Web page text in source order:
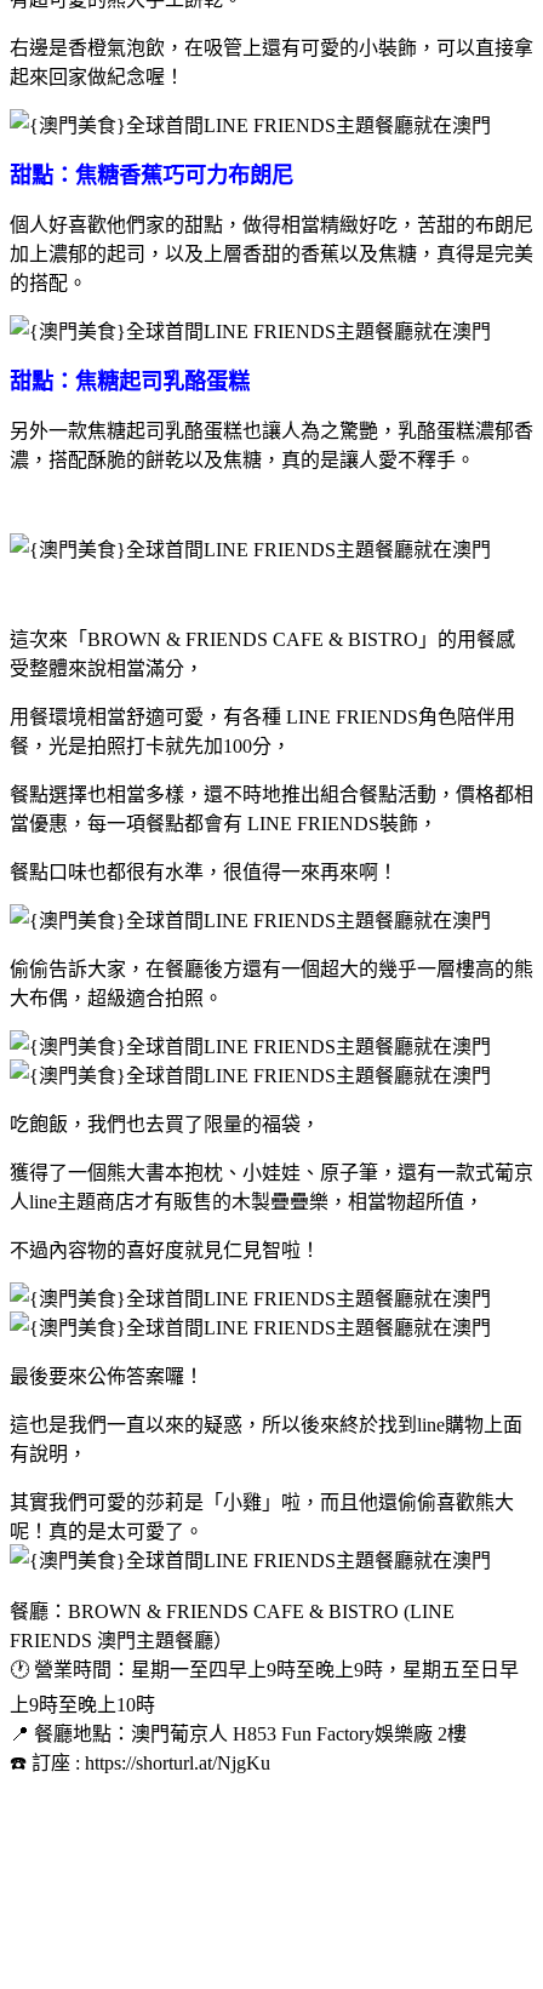
右邊是香橙氣泡飲，在吸管上還有可愛的小裝飾，可以直接拿
起來回家做紀念喔！
甜點：焦糖香蕉巧可力布朗尼
個人好喜歡他們家的甜點，做得相當精緻好吃，苦甜的布朗尼
加上濃郁的起司，以及上層香甜的香蕉以及焦糖，真得是完美
的搭配。
甜點：焦糖起司乳酪蛋糕
另外一款焦糖起司乳酪蛋糕也讓人為之驚艷，乳酪蛋糕濃郁香
濃，搭配酥脆的餅乾以及焦糖，真的是讓人愛不釋手。
這次來「BROWN & FRIENDS CAFE & BISTRO」的用餐感
受整體來說相當滿分，
用餐環境相當舒適可愛，有各種 LINE FRIENDS角色陪伴用
餐，光是拍照打卡就先加100分，
餐點選擇也相當多樣，還不時地推出組合餐點活動，價格都相
當優惠，每一項餐點都會有 LINE FRIENDS裝飾，
餐點口味也都很有水準，很值得一來再來啊！
偷偷告訴大家，在餐廳後方還有一個超大的幾乎一層樓高的熊
大布偶，超級適合拍照。
吃飽飯，我們也去買了限量的福袋，
獲得了一個熊大書本抱枕、小娃娃、原子筆，還有一款式葡京
人line主題商店才有販售的木製疊疊樂，相當物超所值，
不過內容物的喜好度就見仁見智啦！
最後要來公佈答案囉！
這也是我們一直以來的疑惑，所以後來終於找到line購物上面
有說明，
其實我們可愛的莎莉是「小雞」啦，而且他還偷偷喜歡熊大
呢！真的是太可愛了。
餐廳：BROWN & FRIENDS CAFE & BISTRO (LINE
FRIENDS 澳門主題餐廳）
🕐 營業時間：星期一至四早上9時至晚上9時，星期五至日早
上9時至晚上10時
📍 餐廳地點：澳門葡京人 H853 Fun Factory娛樂廠 2樓
☎️ 訂座 : https://shorturl.at/NjgKu